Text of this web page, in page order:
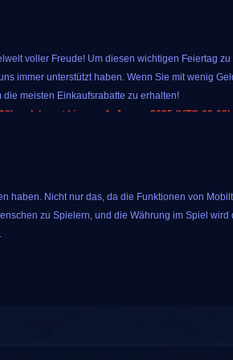
voller Freude! Um diesen wichtigen Feiertag zu
immer unterstützt haben. Wenn Sie mit wenig
meisten Einkaufsrabatte zu erhalten!
und dauert bis zum 1. Januar 2025 (UTC-08:00).
nicht?
haben. Nicht nur das, da die Funktionen von
zu Spielern, und die Währung im Spiel wird